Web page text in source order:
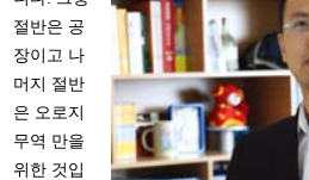
절반은 공
장이고 나
머지 절반
은 오로지
무역 만을
위한 것입